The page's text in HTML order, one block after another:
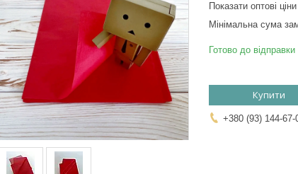
Показати оптові ціни
Мінімальна сума
Готово до відправки
Купити
+380 (93) 144-67-